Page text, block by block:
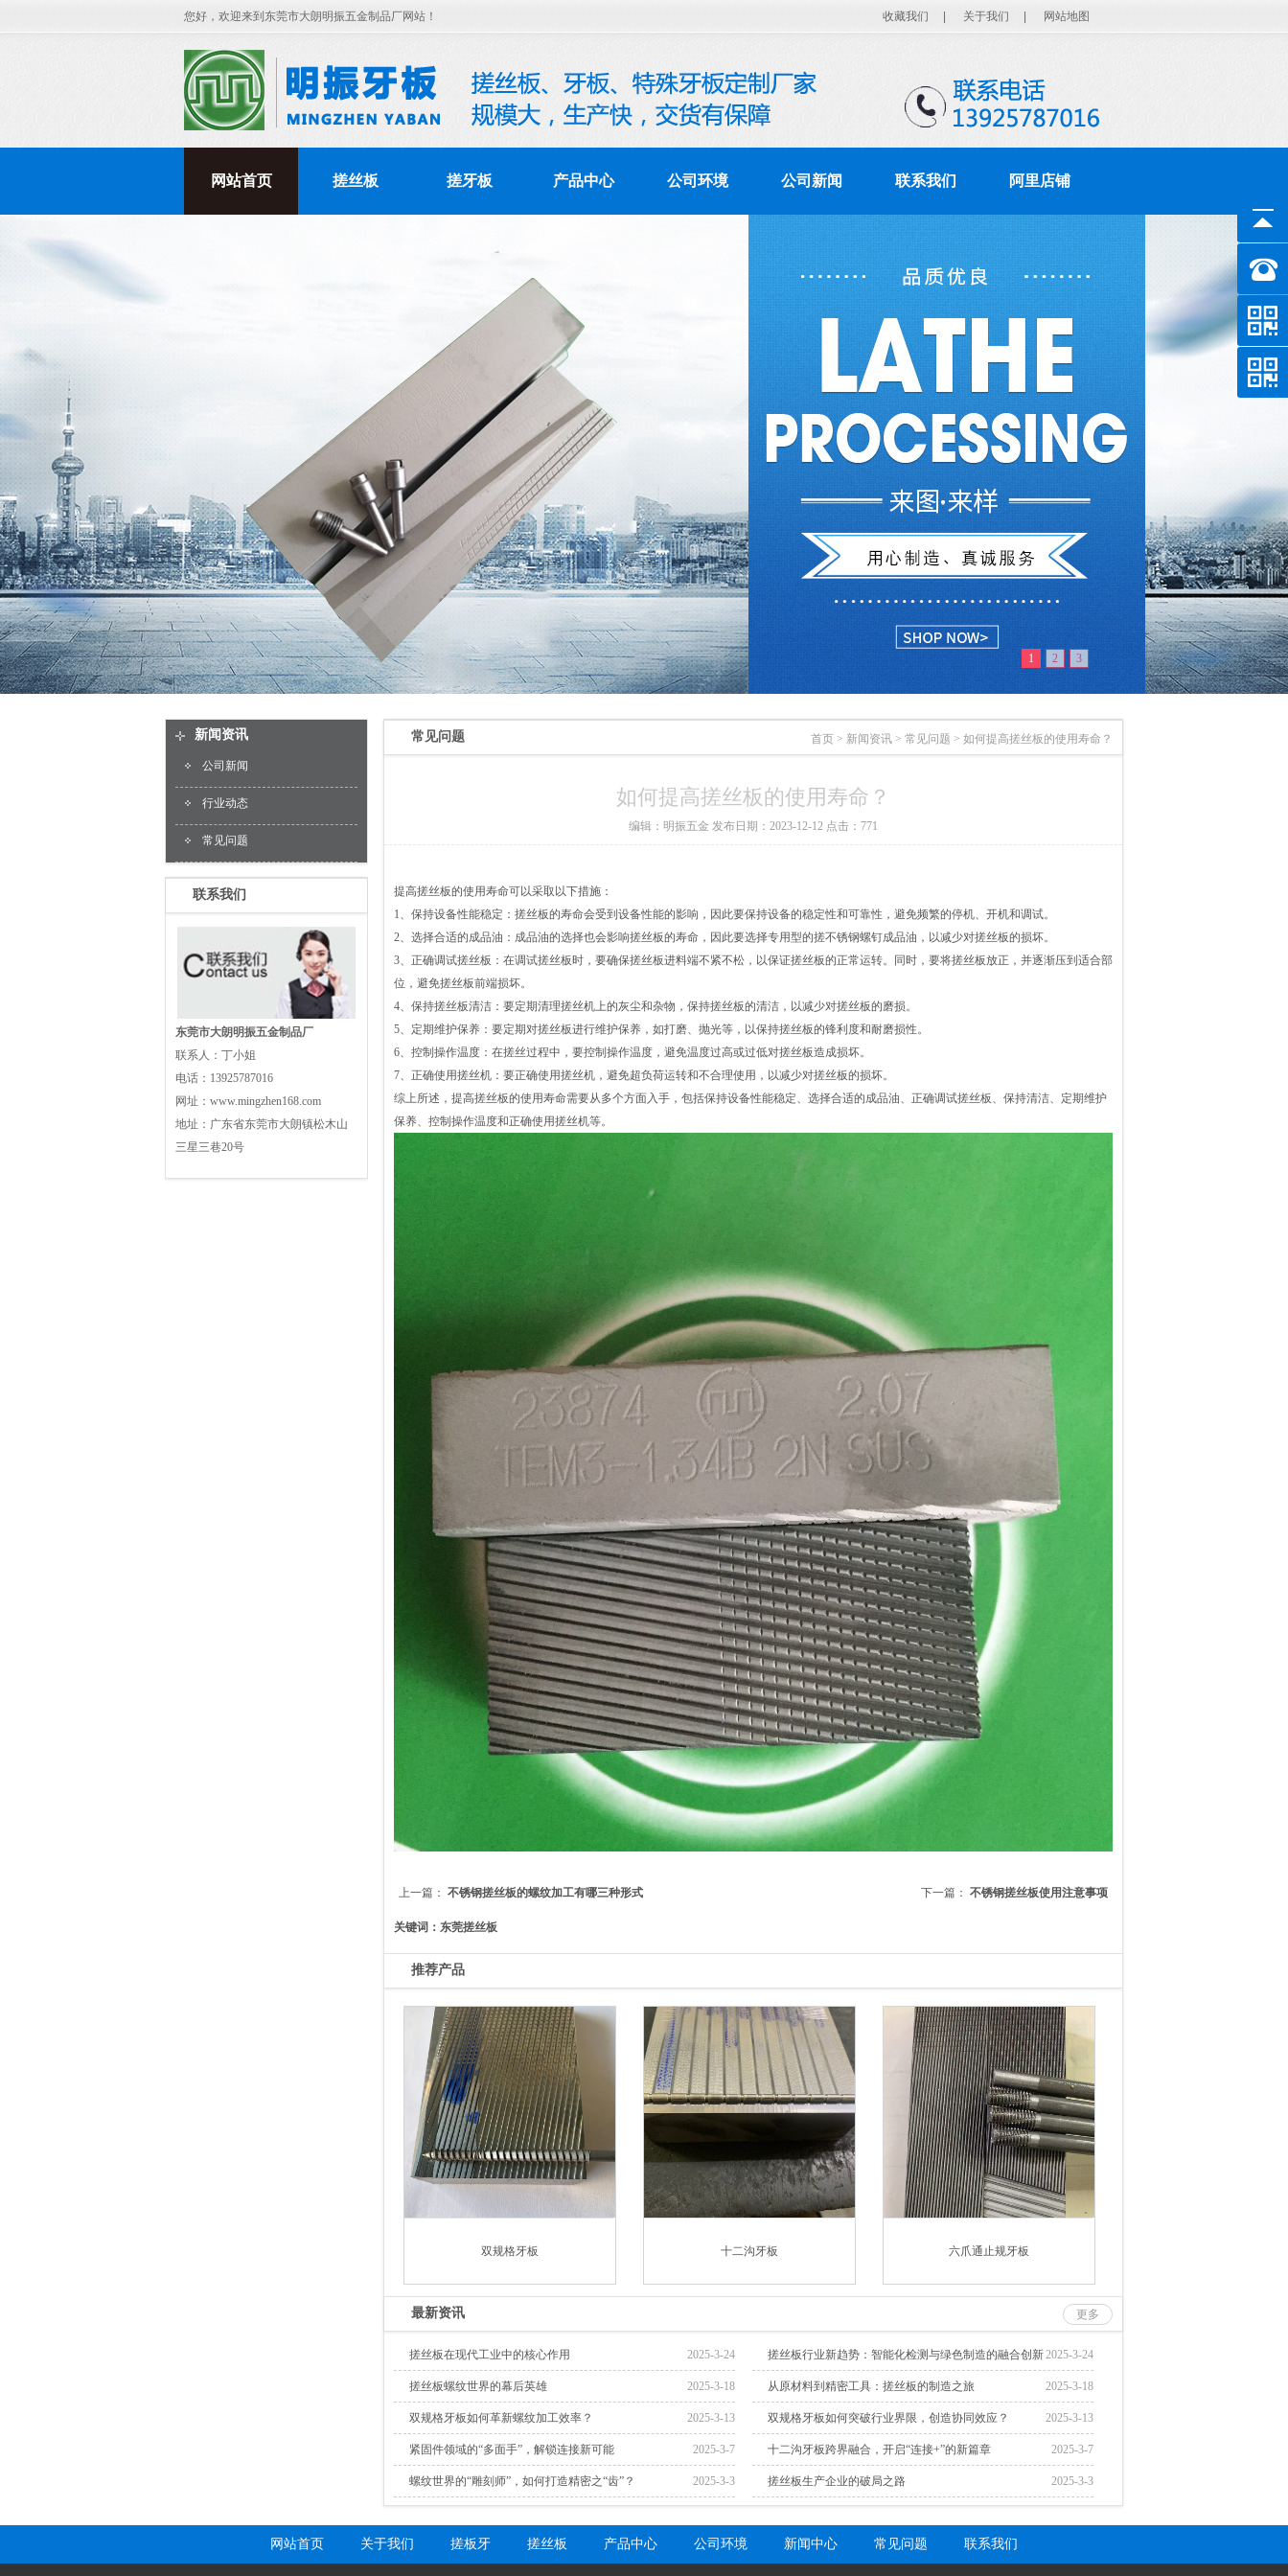
您好，欢迎来到东莞市大朗明振五金制品厂网站！ 收藏我们 关于我们 网站地图
网站首页 搓丝板 搓牙板 产品中心 公司环境 公司新闻 联系我们 阿里店铺
1 2 3
新闻资讯
公司新闻
行业动态
常见问题
联系我们
东莞市大朗明振五金制品厂
联系人： 丁小姐
电话： 13925787016
网址： www.mingzhen168.com
地址： 广东省东莞市大朗镇松木山
三星三巷20号
首页 > 新闻资讯 > 常见问题 > 如何提高搓丝板的使用寿命？
常见问题
如何提高搓丝板的使用寿命？
编辑：明振五金 发布日期：2023-12-12 点击：771
提高搓丝板的使用寿命可以采取以下措施：
1、保持设备性能稳定：搓丝板的寿命会受到设备性能的影响，因此要保持设备的稳定性和可靠性，避免频繁的停机、开机和调试。
2、选择合适的成品油：成品油的选择也会影响搓丝板的寿命，因此要选择专用型的搓不锈钢螺钉成品油，以减少对搓丝板的损坏。
3、正确调试搓丝板：在调试搓丝板时，要确保搓丝板进料端不紧不松，以保证搓丝板的正常运转。同时，要将搓丝板放正，并逐渐压到适合部
位，避免搓丝板前端损坏。
4、保持搓丝板清洁：要定期清理搓丝机上的灰尘和杂物，保持搓丝板的清洁，以减少对搓丝板的磨损。
5、定期维护保养：要定期对搓丝板进行维护保养，如打磨、抛光等，以保持搓丝板的锋利度和耐磨损性。
6、控制操作温度：在搓丝过程中，要控制操作温度，避免温度过高或过低对搓丝板造成损坏。
7、正确使用搓丝机：要正确使用搓丝机，避免超负荷运转和不合理使用，以减少对搓丝板的损坏。
综上所述，提高搓丝板的使用寿命需要从多个方面入手，包括保持设备性能稳定、选择合适的成品油、正确调试搓丝板、保持清洁、定期维护
保养、控制操作温度和正确使用搓丝机等。
上一篇： 不锈钢搓丝板的螺纹加工有哪三种形式 下一篇： 不锈钢搓丝板使用注意事项
关键词：东莞搓丝板
推荐产品
双规格牙板 十二沟牙板 六爪通止规牙板
更多
最新资讯
2025-3-24
搓丝板在现代工业中的核心作用 2025-3-24
搓丝板行业新趋势：智能化检测与绿色制造的融合创新
2025-3-18
搓丝板螺纹世界的幕后英雄 2025-3-18
从原材料到精密工具：搓丝板的制造之旅
2025-3-13
双规格牙板如何革新螺纹加工效率？ 2025-3-13
双规格牙板如何突破行业界限，创造协同效应？
2025-3-7
紧固件领域的“多面手”，解锁连接新可能 2025-3-7
十二沟牙板跨界融合，开启“连接+”的新篇章
2025-3-3
螺纹世界的“雕刻师”，如何打造精密之“齿”？ 2025-3-3
搓丝板生产企业的破局之路
网站首页 关于我们 搓板牙 搓丝板 产品中心 公司环境 新闻中心 常见问题 联系我们